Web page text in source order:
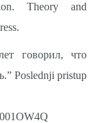
Theory and
говорил, что
Poslednji pristup